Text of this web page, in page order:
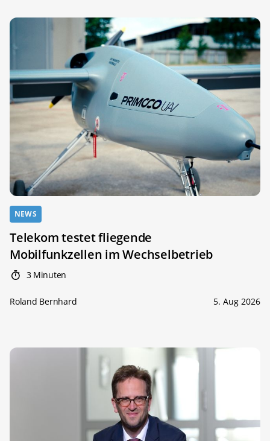
NEWS
Telekom testet fliegende
Mobilfunkzellen im Wechselbetrieb
3 Minuten
Roland Bernhard 5. Aug 2026